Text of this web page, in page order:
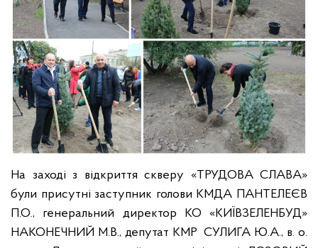
На заході з відкриття скверу «ТРУДОВА СЛАВА»
були присутні заступник голови КМДА ПАНТЕЛЕЄВ
П.О., генеральний директор КО «КИЇВЗЕЛЕНБУД»
НАКОНЕЧНИЙ М.В., депутат КМР СУЛИГА Ю.А., в. о.